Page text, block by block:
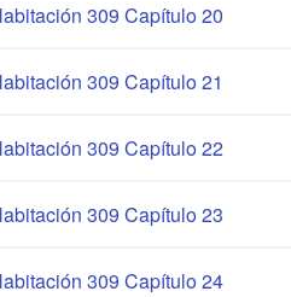
309 Capítulo 20
309 Capítulo 21
309 Capítulo 22
309 Capítulo 23
309 Capítulo 24